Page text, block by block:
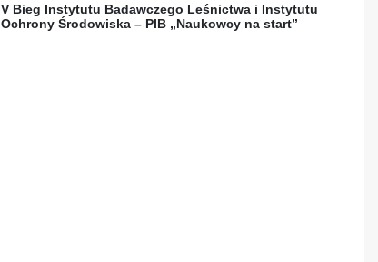
V Bieg Instytutu Badawczego Leśnictwa i Instytutu
Ochrony Środowiska – PIB „Naukowcy na start”